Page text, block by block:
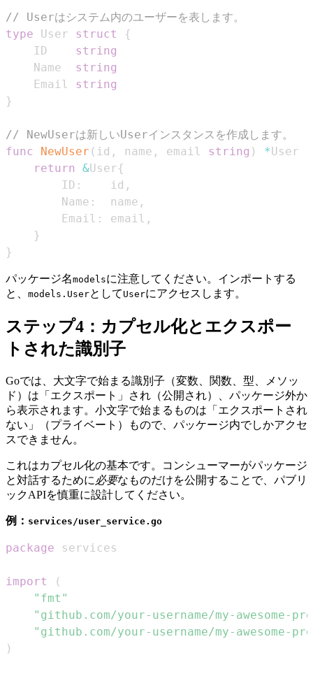
// Userはシステム内のユーザーを表します。
type User struct
{
	ID
string
	Name
string
	Email
string
}
// NewUserは新しいUserインスタンスを作成します。
func
NewUser ( id , name , email string ) *User
return
&User{
		ID
:
    id
,
		Name
:
  name
,
		Email
: email ,
}
}
パッケージ名modelsに注意してください。インポートする
と、 models.Userとして Userにアクセスします。
ステップ4：カプセル化とエクスポー
トされた識別子
Goでは、大文字で始まる識別子（変数、関数、型、メソッ
ド）は「エクスポート」され（公開され）、パッケージ外か
ら表示されます。小文字で始まるものは「エクスポートされ
ない」（プライベート）もので、パッケージ内でしかアクセ
スできません。
これはカプセル化の基本です。コンシューマーがパッケージ
と対話するために 必要なものだけを公開することで、パブリ
ックAPIを慎重に設計してください。
例： services/user_service.go
package
import
(
"fmt"
"github.com/your-username/my-awesome-
"github.com/your-username/my-awesome-
)